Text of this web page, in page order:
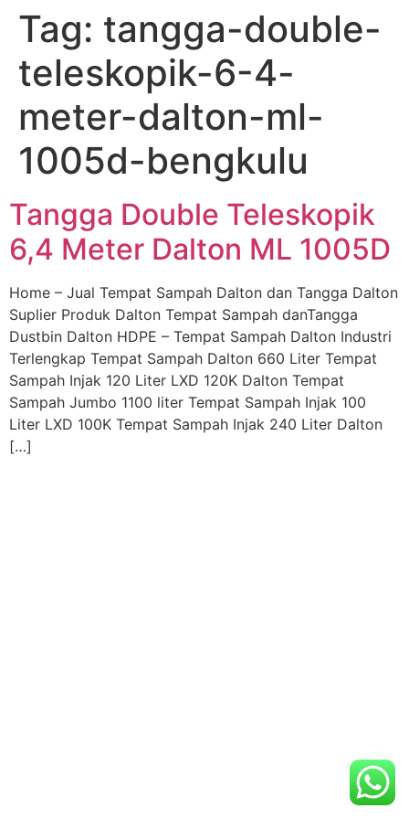
Skip
content
Tag: tangga-double-
teleskopik-6-4-
meter-dalton-ml-
1005d-bengkulu
Tangga Double Teleskopik
6,4 Meter Dalton ML 1005D
Home – Jual Tempat Sampah Dalton dan Tangga Dalton
Suplier Produk Dalton Tempat Sampah danTangga
Dustbin Dalton HDPE – Tempat Sampah Dalton Industri
Terlengkap Tempat Sampah Dalton 660 Liter Tempat
Sampah Injak 120 Liter LXD 120K Dalton Tempat
Sampah Jumbo 1100 liter Tempat Sampah Injak 100
Liter LXD 100K Tempat Sampah Injak 240 Liter Dalton
[…]